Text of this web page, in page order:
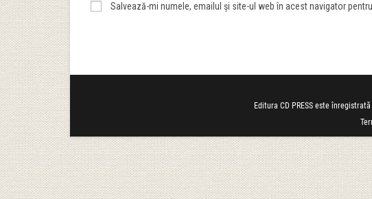
Salvează-mi numele, emailul și site-ul web în acest navigator
Editura CD PRESS este